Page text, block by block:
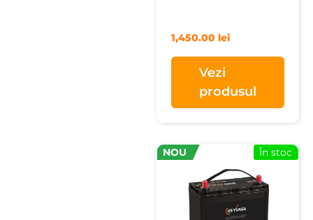
1,450.00 lei
Vezi
produsul
NOU În stoc